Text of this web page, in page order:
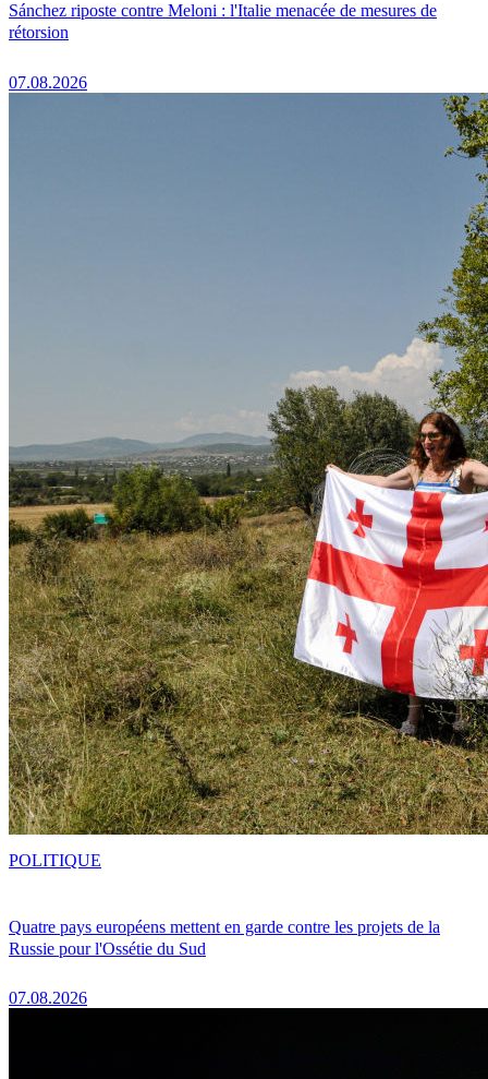
Sánchez riposte contre Meloni : l'Italie menacée de mesures de
rétorsion
07.08.2026
Quatre pays européens mettent en garde contre les projets de la
Russie pour l'Ossétie du Sud
07.08.2026
POLITIQUE